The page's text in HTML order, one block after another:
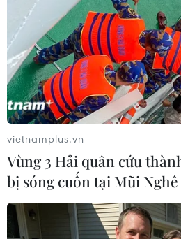
#Kinh doanh vàng #Giá vàng
vietnamplus.vn
Vùng 3 Hải quân cứu
bị sóng cuốn tại Mũi Nghê